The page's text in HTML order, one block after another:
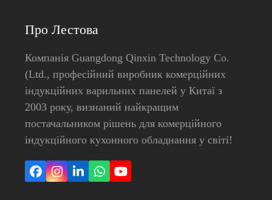
Про Лестова
Компанія Guangdong Qinxin Technology Co.
(Ltd., професійний виробник комерційних
індукційних варильних панелей у Китаї з
2003 року, визнаний найкращим
постачальником рішень для комерційного
індукційного кухонного обладнання у світі!
Facebook
Instagram
LinkedIn
Whatsapp
YouTube